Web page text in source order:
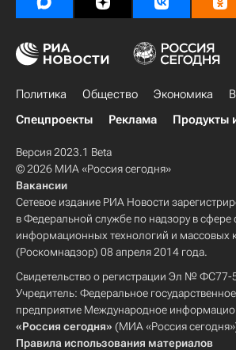
Политика Общество Экономика
Спецпроекты
Реклама Продукты
Версия 2023.1 Beta
© 2026 МИА «Россия сегодня»
Вакансии
Сетевое издание РИА Новости
в Федеральной службе по надзору в сфере
информационных технологий и массовых
(Роскомнадзор) 08 апреля 2014 года.
Свидетельство о регистрации Эл № ФС77-
Учредитель: Федеральное
предприятие Международное
«Россия сегодня» (МИА «Россия
Правила использования материалов